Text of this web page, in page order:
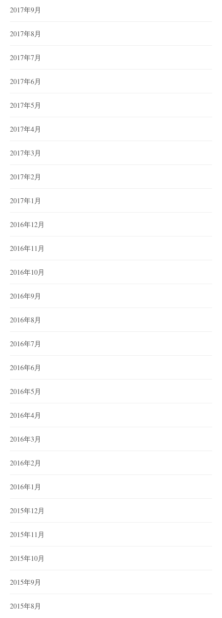
2017年9月
2017年8月
2017年7月
2017年6月
2017年5月
2017年4月
2017年3月
2017年2月
2017年1月
2016年12月
2016年11月
2016年10月
2016年9月
2016年8月
2016年7月
2016年6月
2016年5月
2016年4月
2016年3月
2016年2月
2016年1月
2015年12月
2015年11月
2015年10月
2015年9月
2015年8月